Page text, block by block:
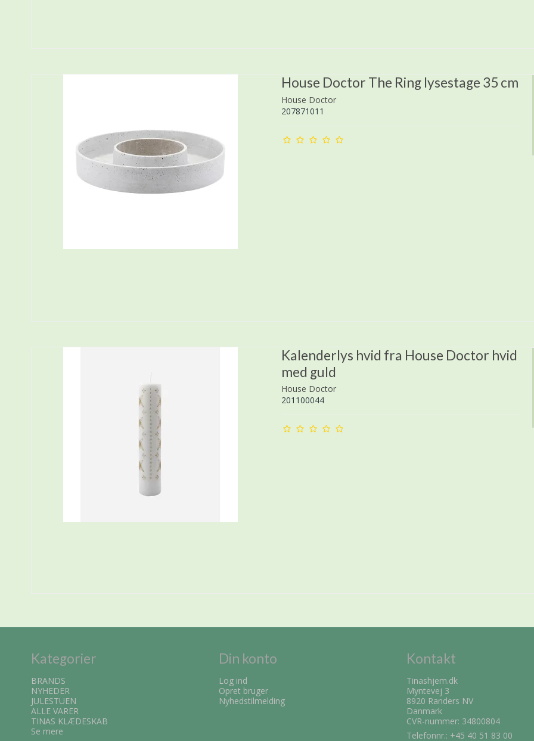
House Doctor The Ring lysestage 35 cm
House Doctor
207871011
Kalenderlys hvid fra House Doctor hvid
med guld
House Doctor
201100044
Kategorier
BRANDS
NYHEDER
JULESTUEN
ALLE VARER
TINAS KLÆDESKAB
Se mere
Din konto
Log ind
Opret bruger
Nyhedstilmelding
Kontakt
Tinashjem.dk
Myntevej 3
8920 Randers NV
Danmark
CVR-nummer: 34800804
Telefonnr.: +45 40 51 83 00